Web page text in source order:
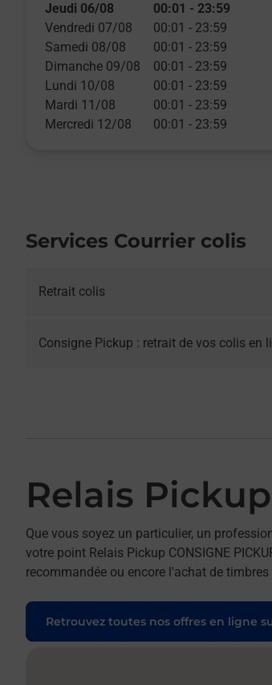
Jeudi 06/08 00:01 - 23:59
Vendredi 07/08
00:01 - 23:59
Samedi 08/08
00:01 - 23:59
Dimanche 09/08
00:01 - 23:59
Lundi 10/08
00:01 - 23:59
Mardi 11/08
00:01 - 23:59
Mercredi 12/08
00:01 - 23:59
Services Courrier colis
Retrait colis
Consigne Pickup : retrait de vos colis en
Relais Pickup
Que vous soyez un particulier, un
votre point Relais Pickup CONSIGNE
recommandée ou encore l'achat de
Retrouvez toutes nos offres en ligne